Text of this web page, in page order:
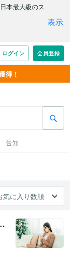
得！
告知